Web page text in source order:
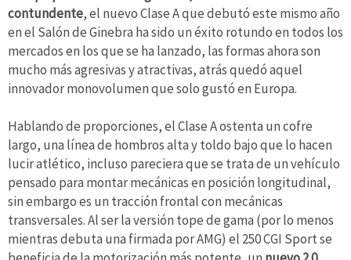
contundente, el nuevo Clase A que debutó este mismo año
en el Salón de Ginebra ha sido un éxito rotundo en todos los
mercados en los que se ha lanzado, las formas ahora son
mucho más agresivas y atractivas, atrás quedó aquel
innovador monovolumen que solo gustó en Europa.
Hablando de proporciones, el Clase A ostenta un cofre
largo, una línea de hombros alta y toldo bajo que lo hacen
lucir atlético, incluso pareciera que se trata de un vehículo
pensado para montar mecánicas en posición longitudinal,
sin embargo es un tracción frontal con mecánicas
transversales. Al ser la versión tope de gama (por lo menos
mientras debuta una firmada por AMG) el 250 CGI Sport se